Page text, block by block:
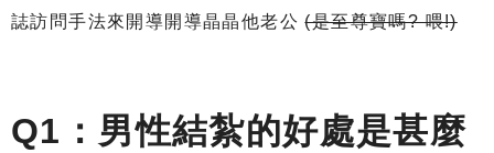
誌訪問手法來開導開導晶晶他老公(是至尊寶嗎? 喂!)
Q1：男性結紮的好處是甚麼